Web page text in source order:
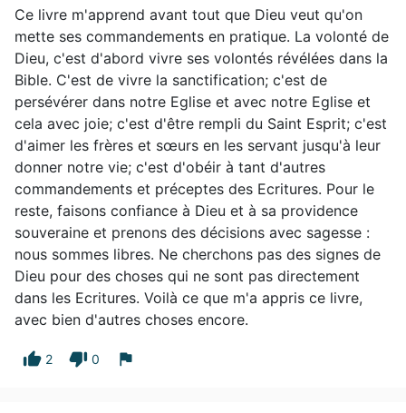
Ce livre m'apprend avant tout que Dieu veut qu'on
mette ses commandements en pratique. La volonté de
Dieu, c'est d'abord vivre ses volontés révélées dans la
Bible. C'est de vivre la sanctification; c'est de
persévérer dans notre Eglise et avec notre Eglise et
cela avec joie; c'est d'être rempli du Saint Esprit; c'est
d'aimer les frères et sœurs en les servant jusqu'à leur
donner notre vie; c'est d'obéir à tant d'autres
commandements et préceptes des Ecritures. Pour le
reste, faisons confiance à Dieu et à sa providence
souveraine et prenons des décisions avec sagesse :
nous sommes libres. Ne cherchons pas des signes de
Dieu pour des choses qui ne sont pas directement
dans les Ecritures. Voilà ce que m'a appris ce livre,
avec bien d'autres choses encore.
thumb_up 2 thumb_down 0 flag